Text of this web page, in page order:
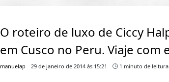
O roteiro de luxo de Ciccy
em Cusco no Peru. Viaje com
manuelap 29 de janeiro de 2014 às 15:21 1 minuto de leitura